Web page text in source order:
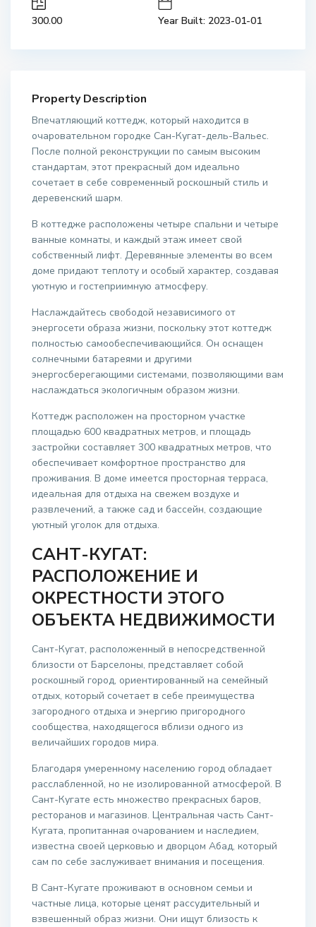
300.00 Year Built: 2023-01-01
Property Description
Впечатляющий коттедж, который находится в
очаровательном городке Сан-Кугат-дель-Вальес.
После полной реконструкции по самым высоким
стандартам, этот прекрасный дом идеально
сочетает в себе современный роскошный стиль и
деревенский шарм.
В коттедже расположены четыре спальни и четыре
ванные комнаты, и каждый этаж имеет свой
собственный лифт. Деревянные элементы во всем
доме придают теплоту и особый характер, создавая
уютную и гостеприимную атмосферу.
Наслаждайтесь свободой независимого от
энергосети образа жизни, поскольку этот коттедж
полностью самообеспечивающийся. Он оснащен
солнечными батареями и другими
энергосберегающими системами, позволяющими вам
наслаждаться экологичным образом жизни.
Коттедж расположен на просторном участке
площадью 600 квадратных метров, и площадь
застройки составляет 300 квадратных метров, что
обеспечивает комфортное пространство для
проживания. В доме имеется просторная терраса,
идеальная для отдыха на свежем воздухе и
развлечений, а также сад и бассейн, создающие
уютный уголок для отдыха.
САНТ-КУГАТ:
РАСПОЛОЖЕНИЕ И
ОКРЕСТНОСТИ ЭТОГО
ОБЪЕКТА НЕДВИЖИМОСТИ
Сант-Кугат, расположенный в непосредственной
близости от Барселоны, представляет собой
роскошный город, ориентированный на семейный
отдых, который сочетает в себе преимущества
загородного отдыха и энергию пригородного
сообщества, находящегося вблизи одного из
величайших городов мира.
Благодаря умеренному населению город обладает
расслабленной, но не изолированной атмосферой. В
Сант-Кугате есть множество прекрасных баров,
ресторанов и магазинов. Центральная часть Сант-
Кугата, пропитанная очарованием и наследием,
известна своей церковью и дворцом Абад, который
сам по себе заслуживает внимания и посещения.
В Сант-Кугате проживают в основном семьи и
частные лица, которые ценят рассудительный и
взвешенный образ жизни. Они ищут близость к